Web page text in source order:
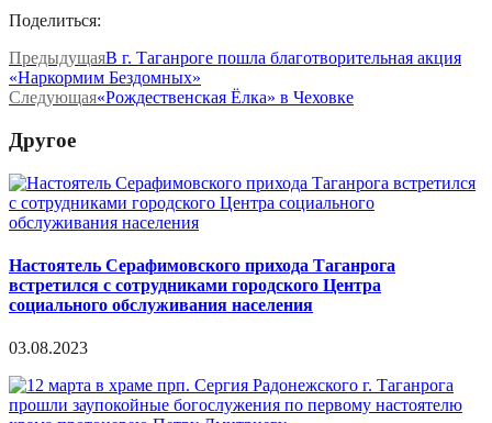
Поделиться:
ПредыдущаяВ г. Таганроге пошла благотворительная акция
«Наркормим Бездомных»
Следующая«Рождественская Ёлка» в Чеховке
Другое
Настоятель Серафимовского прихода Таганрога
встретился с сотрудниками городского Центра
социального обслуживания населения
03.08.2023